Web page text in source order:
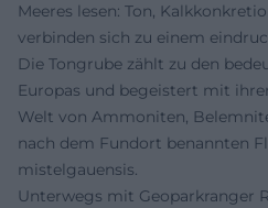
Meeres lesen: Ton,
verbinden sich zu einem
Die Tongrube zählt zu den
Europas und begeistert mit
Welt von Ammoniten,
nach dem Fundort benannten
mistelgauensis.
Unterwegs mit Geoparkranger